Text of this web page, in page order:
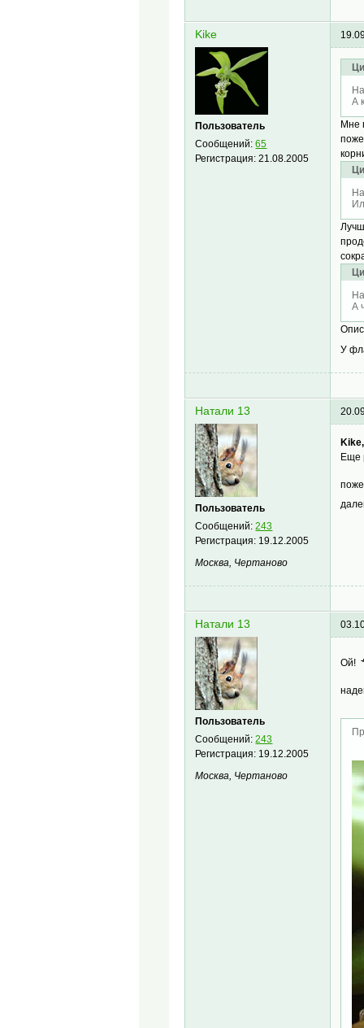
Kike
Пользователь
Сообщений:65
Регистрация:21.08.2005
А
Мне
А
У
Натали 13
Пользователь
Сообщений:243
Регистрация: 19.12.2005
Москва, Чертаново
Kike,
Еще
Натали 13
Пользователь
Сообщений:243
Регистрация: 19.12.2005
Москва, Чертаново
Ой!